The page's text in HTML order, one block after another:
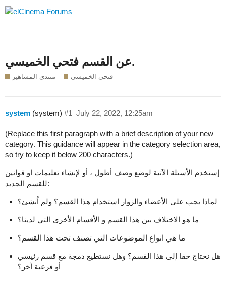
عن القسم فتحي الخميسي.
منتدى المشاهير فتحي الخميسي
system (system) July 22, 2022, 12:25am
#1
(Replace this first paragraph with a brief description of your new
category. This guidance will appear in the category selection area,
so try to keep it below 200 characters.)
إستخدم الأسئلة الآتية لوضع وصف أطول ، أو لإنشاء تعليمات او قوانين
للقسم الجديد:
لماذا يجب على الأعضاء والزوار استخدام هذا القسم؟ ولم اُنشئ؟
ما هو الاختلاف بين هذا القسم و الأقسام الأخرى التي لدينا؟
ما هي انواع الموضوعات التي تصنف تحت هذا القسم؟
هل نحتاج حقا إلى هذا القسم؟ وهل نستطيع دمجة مع قسم رئيسي
أو فرعية أخر؟